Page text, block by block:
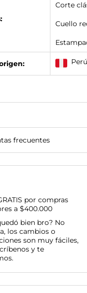
Corte
Cuello
país:
y su área
superiores a
frecuentes
por compras
a $400.000
bien bro? No
los cambios o
son muy fáciles,
y te